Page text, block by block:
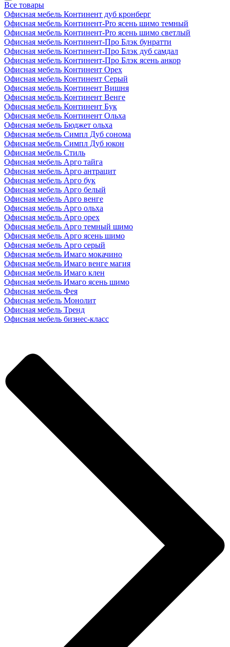
Все товары
Офисная мебель Континент дуб кронберг
Офисная мебель Континент-Pro ясень шимо темный
Офисная мебель Континент-Pro ясень шимо светлый
Офисная мебель Континент-Про Блэк бунратти
Офисная мебель Континент-Про Блэк дуб самдал
Офисная мебель Континент-Про Блэк ясень анкор
Офисная мебель Континент Орех
Офисная мебель Континент Серый
Офисная мебель Континент Вишня
Офисная мебель Континент Венге
Офисная мебель Континент Бук
Офисная мебель Континент Ольха
Офисная мебель Бюджет ольха
Офисная мебель Симпл Дуб сонома
Офисная мебель Симпл Дуб юкон
Офисная мебель Стиль
Офисная мебель Арго тайга
Офисная мебель Арго антрацит
Офисная мебель Арго бук
Офисная мебель Арго белый
Офисная мебель Арго венге
Офисная мебель Арго ольха
Офисная мебель Арго орех
Офисная мебель Арго темный шимо
Офисная мебель Арго ясень шимо
Офисная мебель Арго серый
Офисная мебель Имаго мокачино
Офисная мебель Имаго венге магия
Офисная мебель Имаго клен
Офисная мебель Имаго ясень шимо
Офисная мебель Фея
Офисная мебель Монолит
Офисная мебель Тренд
Офисная мебель бизнес-класс